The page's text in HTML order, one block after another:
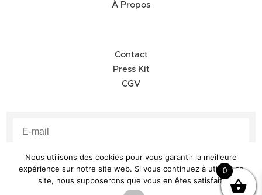
À Propos
Contact
Press Kit
CGV
S'abonner à la Newsletter
0
Nous utilisons des cookies pour vous garantir la meilleure
expérience sur notre site web. Si vous continuez à utiliser ce
site, nous supposerons que vous en êtes satisfait.